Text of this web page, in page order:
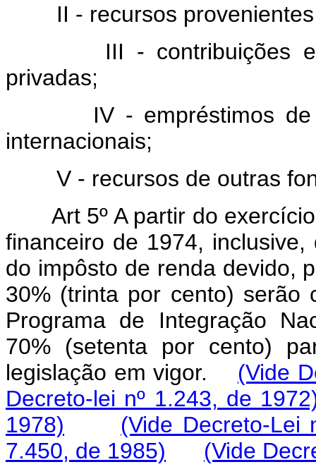
II - recursos provenientes
III - contribuições e
privadas;
IV - empréstimos de
internacionais;
V - recursos de outras
Art 5º A partir do
financeiro de 1974,
do impôsto de renda devido,
30% (trinta por cento) serão
Programa de Integração
70% (setenta por cento)
legislação em vigor. (Vide
Decreto-lei nº 1.243, de
1978)
(Vide Decreto-Lei
7.450, de 1985)
(Vide